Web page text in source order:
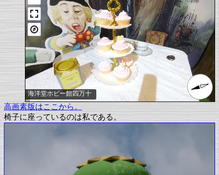
海洋堂ホビー館四万十
高画素版はここから。
椅子に座っているのは私である。